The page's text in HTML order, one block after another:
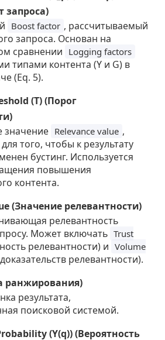
запроса)
Boost factor , рассчитываемый
запроса. Основан на
сравнении Logging factors
типами контента (Y и G) в
(Eq. 5).
(T) (Порог
Relevance value ,
того, чтобы к результату
бустинг. Используется
повышения
контента.
(Значение релевантности)
релевантность
Может включать Trust
релевантности) и Volume
релевантности).
ранжирования)
результата,
поисковой системой.
(Y(q)) (Вероятность